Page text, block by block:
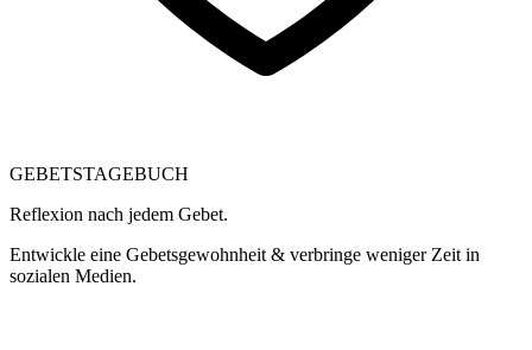
GEBETSTAGEBUCH
Reflexion nach jedem Gebet.
Entwickle eine Gebetsgewohnheit & verbringe weniger Zeit in
sozialen Medien.